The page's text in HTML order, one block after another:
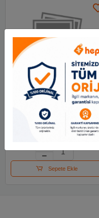
Faber Fosforlu Kalem
Textliner 2026 Otc Sta
60lı 5030254647000
4,356.00 TL
Sepete Ekle